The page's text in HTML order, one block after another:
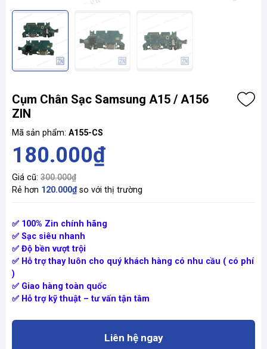
Cụm Chân Sạc Samsung A15 / A156
ZIN
Mã sản phẩm: A155-CS
180.000₫
Giá cũ: 300.000₫
Rẻ hơn 120.000₫so với thị trường
✅ 100% Zin chính hãng
✅ Sạc siêu nhanh
✅ Độ bền vượt trội
✅ Hỗ trợ thay luôn cho quý khách hàng có nhu cầu ( có phí
)
✅ Giao hàng toàn quốc
✅ Hỗ trợ kỹ thuật – tư vấn tận tâm
Liên hệ ngay